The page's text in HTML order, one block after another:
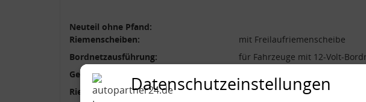
Neuteil ohne Pfand:
Riemenscheiben:
mit Freilaufriemenscheibe
Bordnetzausführung:
für Fahrzeuge mit 12-Volt-
Generator-Ladestrom [A]:
Riemenscheiben-Ø [mm]:
50 mm
Datenschutzeinstellungen